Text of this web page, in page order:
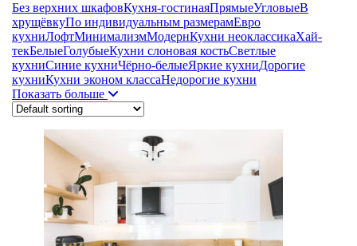
Без верхних шкафовКухня-гостинаяПрямыеУгловыеВ
хрущёвкуПо индивидуальным размерамЕвро
кухниЛофтМинимализмМодернКухни неоклассикаХай-
текБелыеГолубыеКухни слоновая костьСветлые
кухниСиние кухниЧёрно-белыеЯркие кухниДорогие
кухниКухни эконом классаНедорогие кухни
Показать больше